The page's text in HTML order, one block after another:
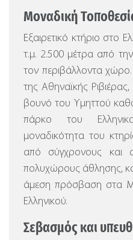
Μοναδική
Εξαιρετικό κτήριο στο
τ.μ. 2.500 μέτρα από
τον περιβάλλοντα χώρο.
της Αθηναϊκής
βουνό του Υμηττού
πάρκο του
μοναδικότητα του
από σύγχρονους και
πολυχώρους άθλησης,
άμεση πρόσβαση στα
Ελληνικού.
Σεβασμός και